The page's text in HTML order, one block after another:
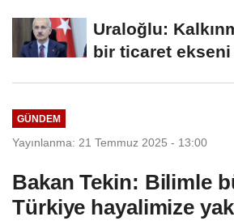
Uraloğlu:
bir ticaret
GÜNDEM
Yayınlanma: 21 Temmuz 2025 - 13:00
Bakan Tekin: Bilimle
Türkiye hayalimize